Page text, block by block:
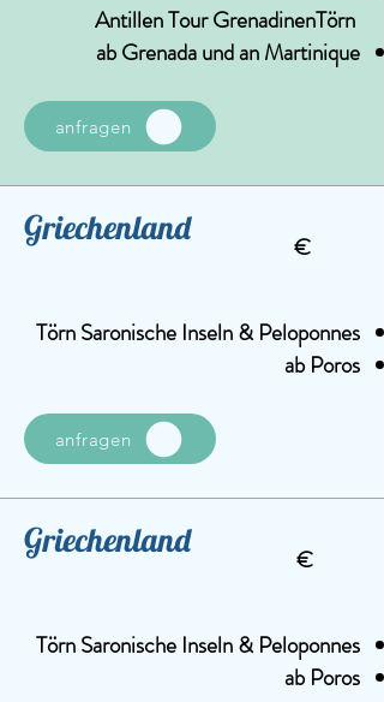
Törn
ab Grenada und an Martinique
anfragen
Griechenland €
Törn Saronische Inseln & Peloponnes
ab Poros
anfragen
Griechenland €
Törn Saronische Inseln & Peloponnes
ab Poros